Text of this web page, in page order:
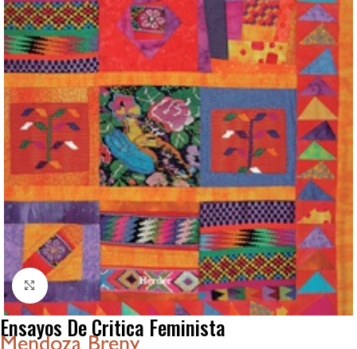
Click to enlarge
Ensayos De Critica Feminista
Mendoza Breny